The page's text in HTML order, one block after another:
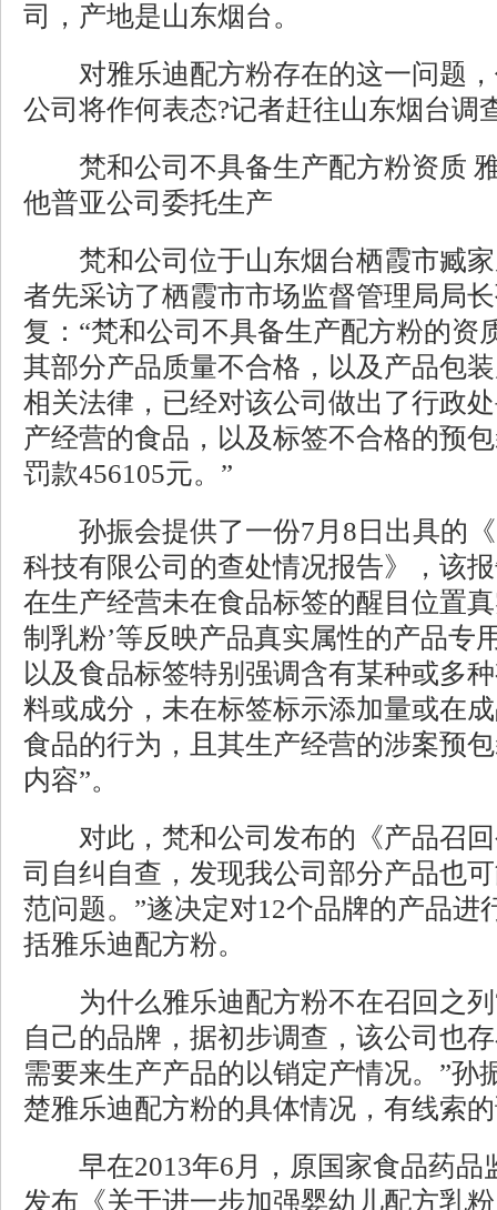
司，产地是山东烟台。
对雅乐迪配方粉存在的这一问题，
公司将作何表态?记者赶往山东烟台调
梵和公司不具备生产配方粉资质
他普亚公司委托生产
梵和公司位于山东烟台栖霞市臧家
者先采访了栖霞市市场监督管理局局
复：“梵和公司不具备生产配方粉的资
其部分产品质量不合格，以及产品包
相关法律，已经对该公司做出了行政
产经营的食品，以及标签不合格的预
罚款456105元。”
孙振会提供了一份7月8日出具的《
科技有限公司的查处情况报告》，该
在生产经营未在食品标签的醒目位置真
制乳粉’等反映产品真实属性的产品专
以及食品标签特别强调含有某种或多
料或成分，未在标签标示添加量或在
食品的行为，且其生产经营的涉案预
内容”。
对此，梵和公司发布的《产品召回
司自纠自查，发现我公司部分产品也
范问题。”遂决定对12个品牌的产品进
括雅乐迪配方粉。
为什么雅乐迪配方粉不在召回之列
自己的品牌，据初步调查，该公司也
需要来生产产品的以销定产情况。”孙
楚雅乐迪配方粉的具体情况，有线索
早在2013年6月，原国家食品药品
发布《关于进一步加强婴幼儿配方乳